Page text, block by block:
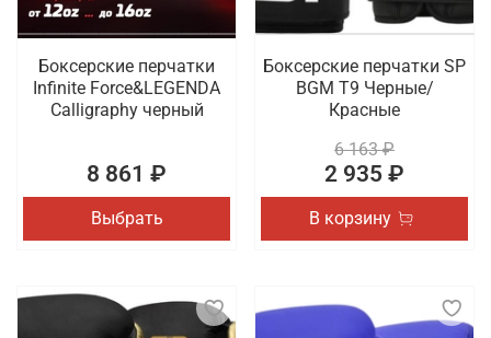
Боксерские перчатки
Infinite Force&LEGENDA
Calligraphy черный
8 861 ₽
Выбрать
Боксерские перчатки SP
BGM T9 Черные/
Красные
6 163 ₽
2 935 ₽
В корзину